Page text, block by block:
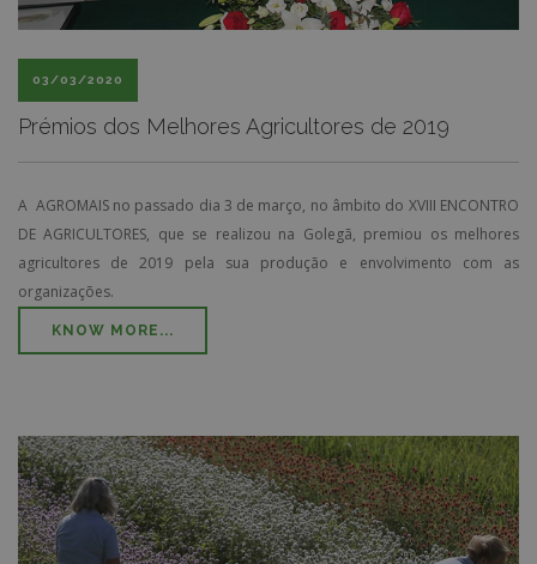
03/03/2020
Prémios dos Melhores Agricultores de 2019
A AGROMAIS no passado dia 3 de março, no âmbito do XVIII ENCONTRO
DE AGRICULTORES, que se realizou na Golegã, premiou os melhores
agricultores de 2019 pela sua produção e envolvimento com as
organizações.
KNOW MORE...